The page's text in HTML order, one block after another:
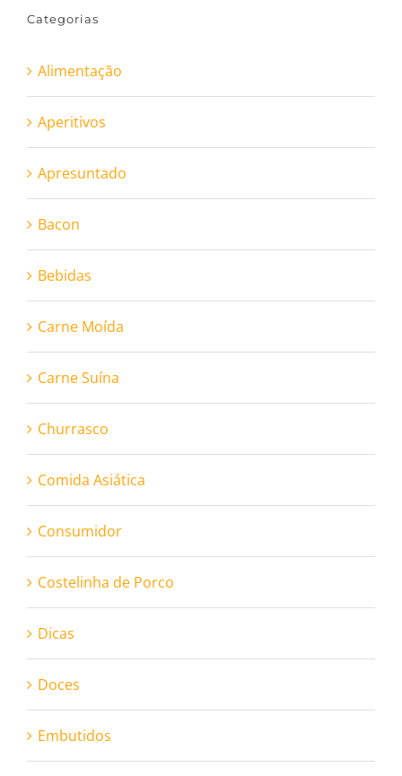
Categorias
Alimentação
Aperitivos
Apresuntado
Bacon
Bebidas
Carne Moída
Carne Suína
Churrasco
Comida Asiática
Consumidor
Costelinha de Porco
Dicas
Doces
Embutidos